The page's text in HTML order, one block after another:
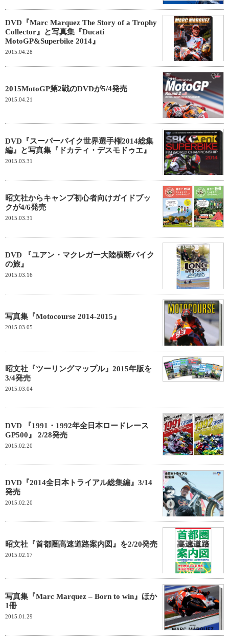
DVD『Marc Marquez The Story of a Trophy
Collector』と写真集『Ducati
MotoGP&Superbike 2014』
2015.04.28
2015MotoGP第2戦のDVDが5/4発売
2015.04.21
DVD『スーパーバイク世界選手権2014総集
編』と写真集『ドカティ・デスモドゥエ』
2015.03.31
昭文社からキャンプ初心者向けガイドブッ
クが4/6発売
2015.03.31
DVD 『ユアン・マクレガー大陸横断バイク
の旅』
2015.03.16
写真集『Motocourse 2014-2015』
2015.03.05
昭文社『ツーリングマップル』2015年版を
3/4発売
2015.03.04
DVD 『1991・1992年全日本ロードレース
GP500』 2/28発売
2015.02.20
DVD『2014全日本トライアル総集編』3/14
発売
2015.02.20
昭文社『首都圏高速道路案内図』を2/20発売
2015.02.17
写真集『Marc Marquez – Born to win』ほか
1冊
2015.01.29